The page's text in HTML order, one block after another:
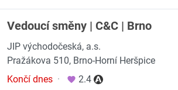
Vedoucí směny | C&C | Brno
JIP východočeská, a.s.
Pražákova 510, Brno-Horní Heršpice
Končí dnes · 2.4